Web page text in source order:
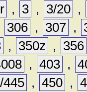
, 3 , 3/20 ,
306 , 307 ,
, 350z ,
356
, 403 ,
445 , 450 ,